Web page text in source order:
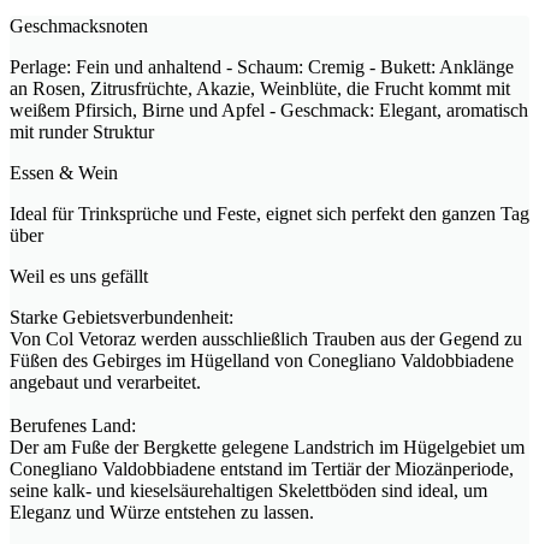
Geschmacksnoten
Perlage: Fein und anhaltend - Schaum: Cremig - Bukett: Anklänge
an Rosen, Zitrusfrüchte, Akazie, Weinblüte, die Frucht kommt mit
weißem Pfirsich, Birne und Apfel - Geschmack: Elegant, aromatisch
mit runder Struktur
Essen & Wein
Ideal für Trinksprüche und Feste, eignet sich perfekt den ganzen Tag
über
Weil es uns gefällt
Starke Gebietsverbundenheit:
Von Col Vetoraz werden ausschließlich Trauben aus der Gegend zu
Füßen des Gebirges im Hügelland von Conegliano Valdobbiadene
angebaut und verarbeitet.
Berufenes Land:
Der am Fuße der Bergkette gelegene Landstrich im Hügelgebiet um
Conegliano Valdobbiadene entstand im Tertiär der Miozänperiode,
seine kalk- und kieselsäurehaltigen Skelettböden sind ideal, um
Eleganz und Würze entstehen zu lassen.